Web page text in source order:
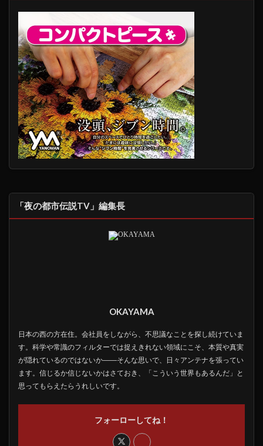
「夜の都市伝説TV」編集長
OKAYAMA
日本の西の方在住。会社員をしながら、不思議なことを探し続けていま
す。科学や常識のフィルターでは捉えきれない領域にこそ、本質や真実
が隠れているのではないか――そんな思いで、日々アンテナを張ってい
ます。信じるか信じないかはさておき、「こういう世界もあるんだ」と
思ってもらえたらうれしいです。
フォーローしてね！